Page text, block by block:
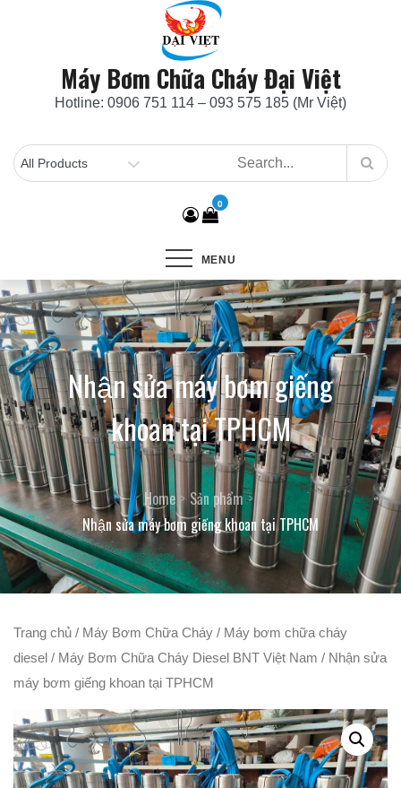
Máy Bơm Chữa Cháy Đại Việt
Hotline: 0906 751 114 – 093 575 185 (Mr Việt)
0
MENU
Nhận sửa máy bơm giếng
khoan tại TPHCM
Home
Sản phẩm
Nhận sửa máy bơm giếng khoan tại TPHCM
Trang chủ / Máy Bơm Chữa Cháy / Máy bơm chữa cháy
diesel / Máy Bơm Chữa Cháy Diesel BNT Việt Nam / Nhận sửa
máy bơm giếng khoan tại TPHCM